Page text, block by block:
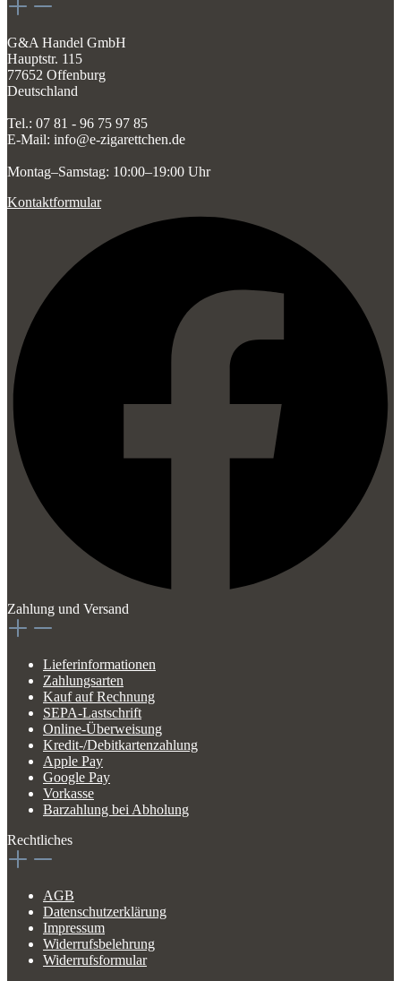
G&A Handel GmbH
Hauptstr. 115
77652 Offenburg
Deutschland
Tel.: 07 81 - 96 75 97 85
E-Mail: info@e-zigarettchen.de
Montag–Samstag: 10:00–19:00 Uhr
Kontaktformular
Zahlung und Versand
Lieferinformationen
Zahlungsarten
Kauf auf Rechnung
SEPA-Lastschrift
Online-Überweisung
Kredit-/Debitkartenzahlung
Apple Pay
Google Pay
Vorkasse
Barzahlung bei Abholung
Rechtliches
AGB
Datenschutzerklärung
Impressum
Widerrufsbelehrung
Widerrufsformular